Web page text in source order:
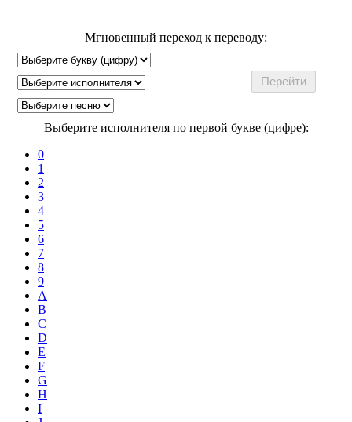
Мгновенный переход к переводу:
Выберите исполнителя по первой букве (цифре):
0
1
2
3
4
5
6
7
8
9
A
B
C
D
E
F
G
H
I